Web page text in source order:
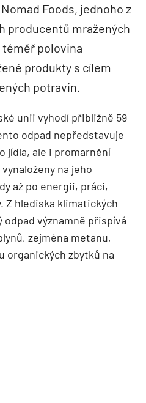
Foods, jednoho z
producentů mražených
polovina
produkty s cílem
potravin.
unii vyhodí přibližně 59
odpad nepředstavuje
jídla, ale i promarnění
na jeho
až po energii, práci,
Z hlediska klimatických
významně přispívá
zejména metanu,
organických zbytků na